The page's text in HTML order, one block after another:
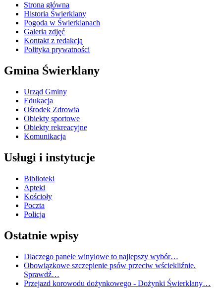
Strona główna
Historia Świerklany
Pogoda w Świerklanach
Galeria zdjęć
Kontakt z redakcją
Polityka prywatności
Gmina Świerklany
Urząd Gminy
Edukacja
Ośrodek Zdrowia
Obiekty sportowe
Obiekty rekreacyjne
Komunikacja
Usługi i instytucje
Biblioteki
Apteki
Kościoły
Poczta
Policja
Ostatnie wpisy
Dlaczego panele winylowe to najlepszy wybór…
Obowiązkowe szczepienie psów przeciw wściekliźnie.
Sprawdź…
Przejazd korowodu dożynkowego - Dożynki Świerklany…